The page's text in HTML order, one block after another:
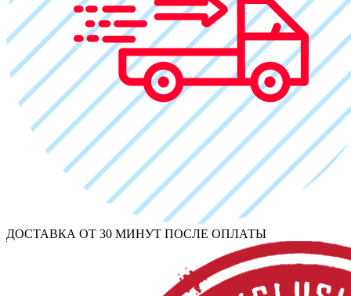
ДОСТАВКА ОТ 30 МИНУТ ПОСЛЕ ОПЛАТЫ